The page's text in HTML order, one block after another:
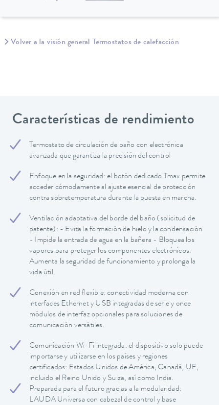
Volver a la visión general Termostatos de calefacción
Características de rendimiento
Termostato de circulación de baño con electrónica
avanzada que garantiza la precisión del control
Enfoque en la seguridad: el botón dedicado Tmax permite
acceder cómodamente al ajuste esencial de protección
contra sobretemperatura durante la puesta en marcha.
Ventilación adaptativa del borde del baño (solicitud de
patente): - Evita la formación de hielo y la condensación
- Impide la entrada de agua en la bañera - Bloquea los
vapores para proteger los componentes electrónicos.
Aumenta la seguridad de funcionamiento y prolonga la
vida útil.
Conexión en red flexible: conectividad moderna con
interfaces Ethernet y USB integradas de serie y once
módulos de interfaz opcionales para soluciones de
comunicación versátiles.
Comunicación Wi-Fi integrada: el dispositivo solo puede
importarse y utilizarse en los países y regiones
certificados: Estados Unidos de América, Canadá, UE,
incluido el Reino Unido y Suiza, así como India.
Preparada para el futuro gracias a la modularidad:
LAUDA Universa con cabezal de control y base